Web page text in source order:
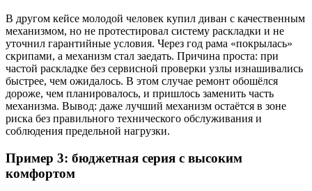
В другом кейсе молодой человек купил диван с качественным
механизмом, но не протестировал систему раскладки и не
уточнил гарантийные условия. Через год рама «покрылась»
скрипами, а механизм стал заедать. Причина проста: при
частой раскладке без сервисной проверки узлы изнашивались
быстрее, чем ожидалось. В этом случае ремонт обошёлся
дороже, чем планировалось, и пришлось заменить часть
механизма. Вывод: даже лучший механизм остаётся в зоне
риска без правильного технического обслуживания и
соблюдения предельной нагрузки.
Пример 3: бюджетная серия с высоким
комфортом